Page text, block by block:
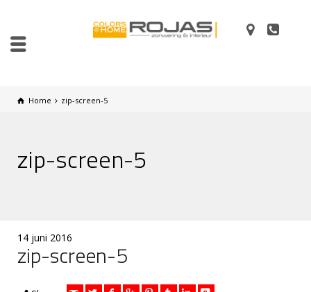
Home zip-screen-5
zip-screen-5
14 juni 2016
zip-screen-5